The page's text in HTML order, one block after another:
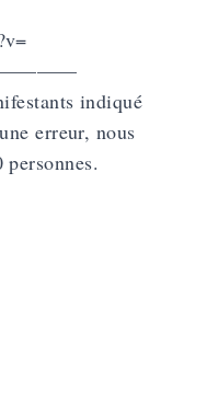
indiqué
erreur, nous